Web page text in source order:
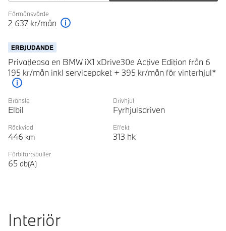
Förmånsvärde
2 637 kr/mån
ERBJUDANDE
Privatleasa en BMW iX1 xDrive30e Active Edition från 6
195 kr/mån inkl servicepaket + 395 kr/mån för vinterhjul*
Bränsle
Elbil
Drivhjul
Fyrhjulsdriven
Räckvidd
446 km
Effekt
313 hk
Förbifartsbuller
65 db(A)
Interiör